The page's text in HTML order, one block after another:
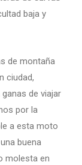
baja y
de montaña
ciudad,
de viajar
por la
a esta moto
buena
molesta en